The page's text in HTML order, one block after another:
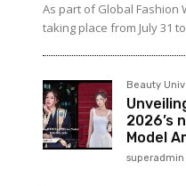
As part of Global Fashion
taking place from July 31
Beauty
2026’s
Model
superadmin